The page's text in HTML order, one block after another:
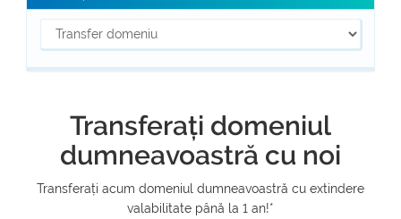
Transferați domeniul
dumneavoastră cu noi
Transferați acum domeniul dumneavoastră cu extindere
valabilitate până la 1 an!*